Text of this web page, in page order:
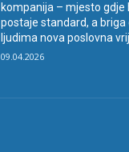
kompanija – mjesto gdje
postaje standard, a briga
ljudima nova poslovna
09.04.2026